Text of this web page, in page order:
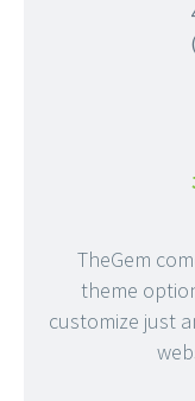
TheGem
theme
customize just